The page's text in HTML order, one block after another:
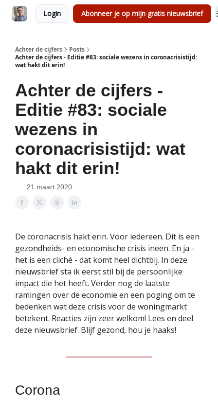
Login Abonneer je op mijn gratis nieuwsbrief
Achter de cijfers
Posts
Achter de cijfers - Editie #83: sociale wezens in coronacrisistijd:
wat hakt dit erin!
Achter de cijfers -
Editie #83: sociale
wezens in
coronacrisistijd: wat
hakt dit erin!
21 maart 2020
De coronacrisis hakt erin. Voor iedereen. Dit is een
gezondheids- en economische crisis ineen. En ja -
het is een cliché - dat komt heel dichtbij. In deze
nieuwsbrief sta ik eerst stil bij de persoonlijke
impact die het heeft. Verder nog de laatste
ramingen over de economie en een poging om te
bedenken wat deze crisis voor de woningmarkt
betekent. Reacties zijn zeer welkom! Lees en deel
deze nieuwsbrief. Blijf gezond, hou je haaks!
Corona